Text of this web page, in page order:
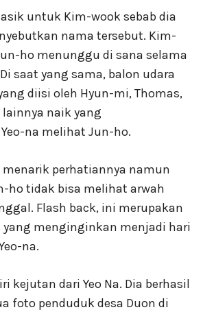
untuk Kim-wook sebab dia
nama tersebut. Kim-
ho menunggu di sana selama
saat yang sama, balon udara
diisi oleh Hyun-mi, Thomas,
lainnya naik yang
na melihat Jun-ho.
menarik perhatiannya namun
ho tidak bisa melihat arwah
Flash back, ini merupakan
yang menginginkan menjadi hari
na.
kejutan dari Yeo Na. Dia berhasil
foto penduduk desa Duon di